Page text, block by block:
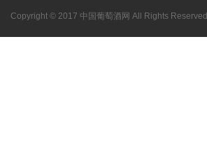
Copyright © 2017 中国葡萄酒网 All Rights Reserved